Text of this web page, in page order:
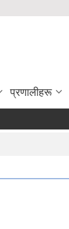
प्रणालीहरू